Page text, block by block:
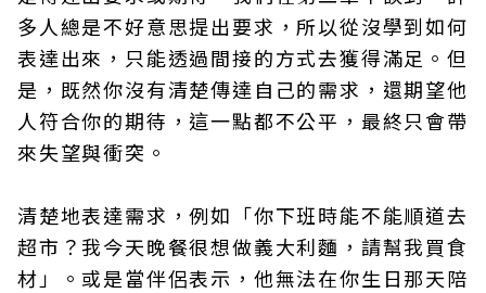
多人總是不好意思提出要求，所以從沒學到如何
表達出來，只能透過間接的方式去獲得滿足。但
是，既然你沒有清楚傳達自己的需求，還期望他
人符合你的期待，這一點都不公平，最終只會帶
來失望與衝突。
清楚地表達需求，例如「你下班時能不能順道去
超市？我今天晚餐很想做義大利麵，請幫我買食
材」。或是當伴侶表示，他無法在你生日那天陪